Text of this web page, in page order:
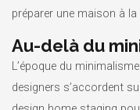
préparer une maison à la
Au-delà du
L’époque du
designers s’accordent